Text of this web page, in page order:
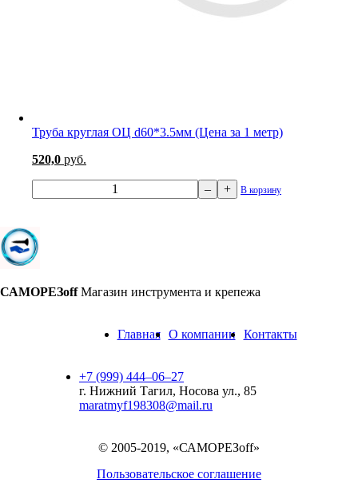
Труба круглая ОЦ d60*3.5мм (Цена за 1 метр)
520,0 руб.
– + В корзину
САМОРЕЗoff Магазин инструмента и крепежа
Главная О компании Контакты
+7 (999) 444‒06‒27
г. Нижний Тагил, Носова ул., 85
maratmyf198308@mail.ru
© 2005-2019, «САМОРЕЗoff»
Пользовательское соглашение